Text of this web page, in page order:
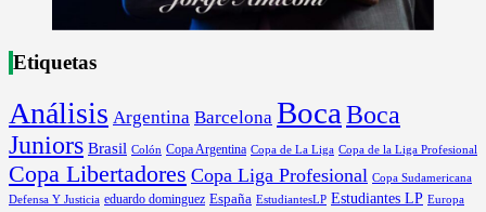
Etiquetas
Análisis Argentina Barcelona Boca Boca
Juniors Brasil Colón Copa Argentina Copa de La Liga Copa de la Liga Profesional
Copa Libertadores Copa Liga Profesional Copa Sudamericana
Defensa Y Justicia eduardo dominguez España EstudiantesLP Estudiantes LP Europa